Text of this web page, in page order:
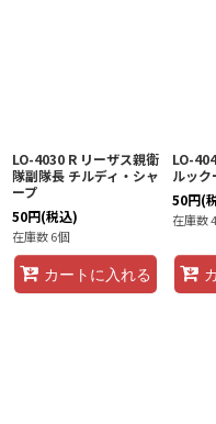
LO-4030 R リーザス親衛
隊副隊長 チルディ・シャ
ープ
50円(税込)
在庫数 6個
カートに入れる
LO-
ルック
50円(
在庫数